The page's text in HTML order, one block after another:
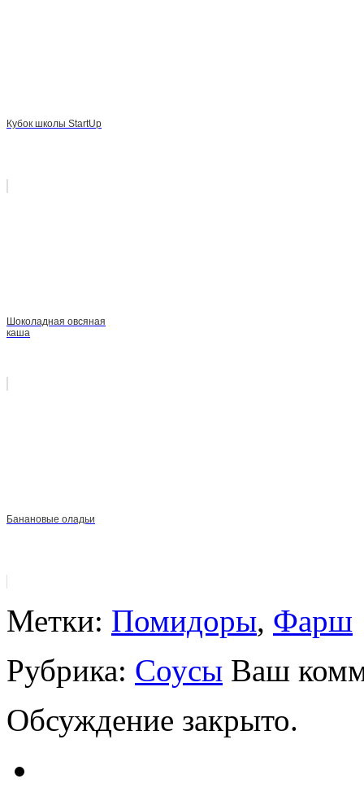
Кубок школы StartUp
Шоколадная овсяная
каша
Банановые оладьи
Метки: Помидоры, Фарш
Рубрика: Соусы Ваш
Обсуждение закрыто.